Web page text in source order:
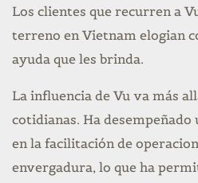
Los clientes que recurren a
terreno en Vietnam elogian
ayuda que les brinda.
La influencia de Vu va más
cotidianas. Ha
en la facilitación de
envergadura, lo que ha